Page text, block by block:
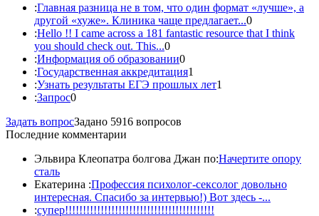
:Главная разница не в том, что один формат «лучше», а
другой «хуже». Клиника чаще предлагает...0
:Hello !! I came across a 181 fantastic resource that I think
you should check out. This...0
:Информация об образовании0
:Государственная аккредитация1
:Узнать результаты ЕГЭ прошлых лет1
:Запрос0
Задать вопросЗадано 5916 вопросов
Последние комментарии
Эльвира Клеопатра болгова Джан по:Начертите опору
сталь
Екатерина :Профессия психолог-сексолог довольно
интересная. Спасибо за интервью!) Вот здесь -...
:супер!!!!!!!!!!!!!!!!!!!!!!!!!!!!!!!!!!!!!!!!!!